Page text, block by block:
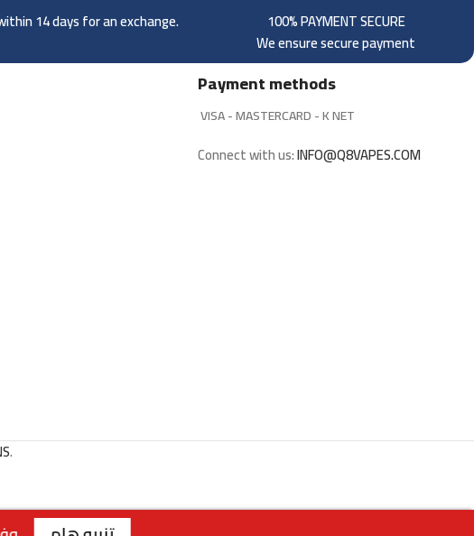
14 days for an exchange.
100% PAYMENT SECURE
We ensure secure payment
Payment methods
VISA - MASTERCARD - K NET
Connect with us:INFO@Q8VAPES.COM
.